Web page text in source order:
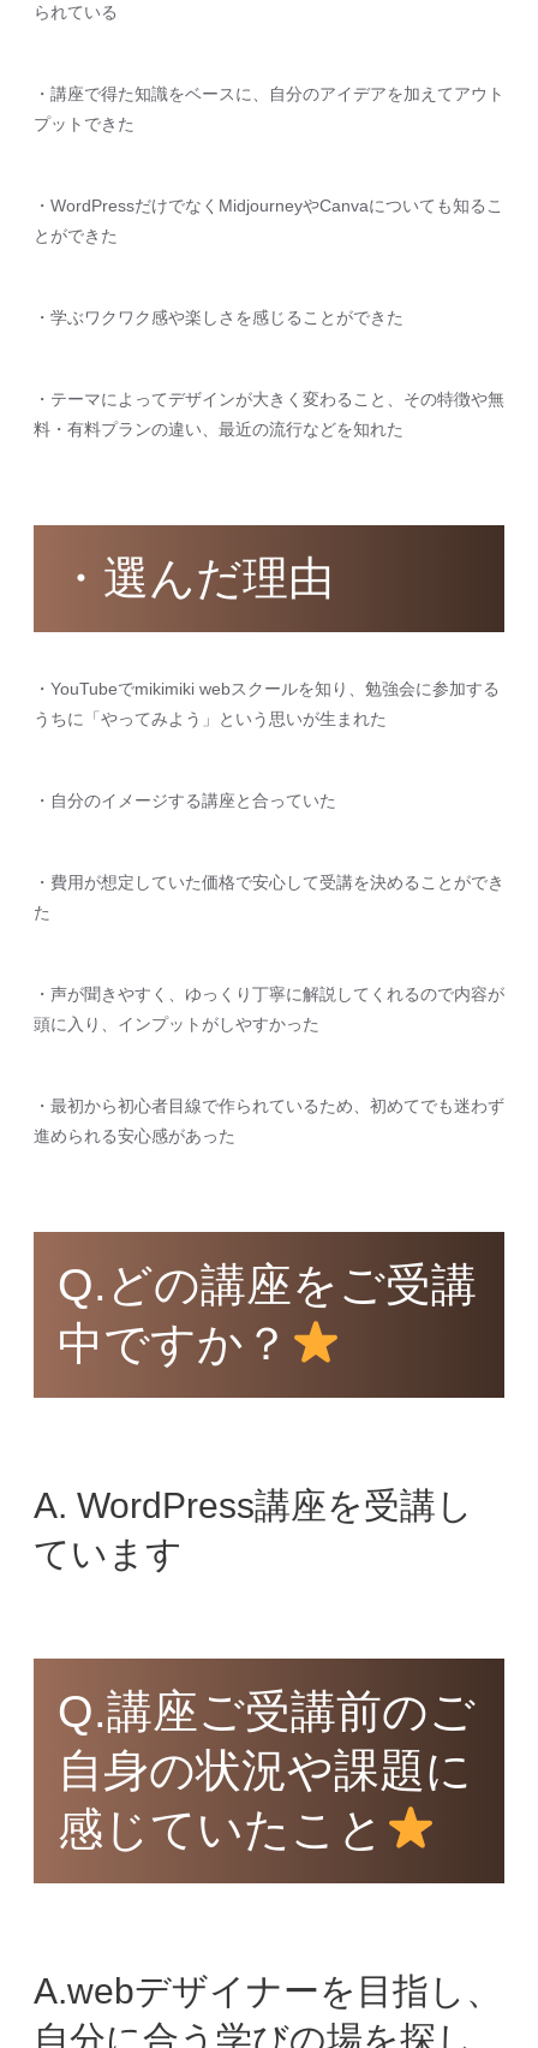
られている
・講座で得た知識をベースに、自分のアイデアを加えてアウト
プットできた
・WordPressだけでなくMidjourneyやCanvaについても知るこ
とができた
・学ぶワクワク感や楽しさを感じることができた
・テーマによってデザインが大きく変わること、その特徴や無
料・有料プランの違い、最近の流行などを知れた
・選んだ理由
・YouTubeでmikimiki webスクールを知り、勉強会に参加する
うちに「やってみよう」という思いが生まれた
・自分のイメージする講座と合っていた
・費用が想定していた価格で安心して受講を決めることができ
た
・声が聞きやすく、ゆっくり丁寧に解説してくれるので内容が
頭に入り、インプットがしやすかった
・最初から初心者目線で作られているため、初めてでも迷わず
進められる安心感があった
Q.どの講座をご受講
中ですか？
A. WordPress講座を受講し
ています
Q.講座ご受講前のご
自身の状況や課題に
感じていたこと
A.webデザイナーを目指し、
自分に合う学びの場を探し